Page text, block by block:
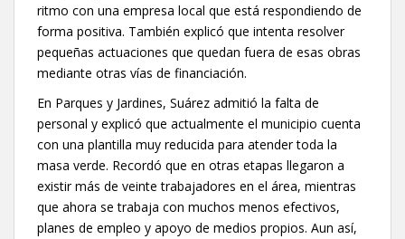
ritmo con una empresa local que está respondiendo de
forma positiva. También explicó que intenta resolver
pequeñas actuaciones que quedan fuera de esas obras
mediante otras vías de financiación.
En Parques y Jardines, Suárez admitió la falta de
personal y explicó que actualmente el municipio cuenta
con una plantilla muy reducida para atender toda la
masa verde. Recordó que en otras etapas llegaron a
existir más de veinte trabajadores en el área, mientras
que ahora se trabaja con muchos menos efectivos,
planes de empleo y apoyo de medios propios. Aun así,